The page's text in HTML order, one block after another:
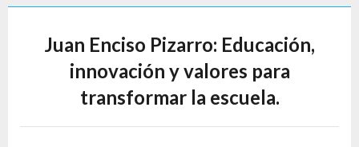
Juan Enciso Pizarro: Educación,
innovación y valores para
transformar la escuela.